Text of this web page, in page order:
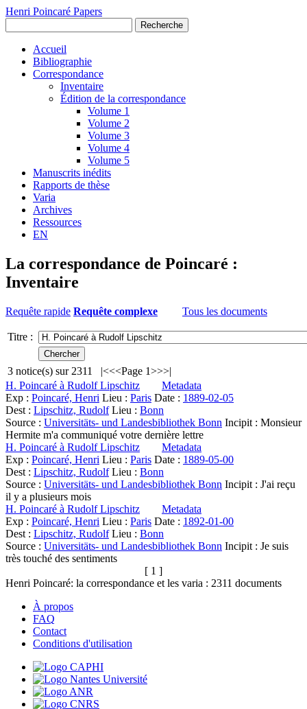
Henri Poincaré Papers
Recherche
Accueil
Bibliographie
Correspondance
Inventaire
Édition de la correspondance
Volume 1
Volume 2
Volume 3
Volume 4
Volume 5
Manuscrits inédits
Rapports de thèse
Varia
Archives
Ressources
EN
La correspondance de Poincaré :
Inventaire
Requête rapide Requête complexe Tous les documents
Titre :
3 notice(s) sur 2311 |<<<Page 1>>>|
H. Poincaré à Rudolf Lipschitz
Metadata
Exp : Poincaré, Henri Lieu : Paris Date : 1889-02-05
Dest : Lipschitz, RudolfLieu : Bonn
Source : Universitäts- und Landesbibliothek Bonn Incipit : Monsieur
Hermite m'a communiqué votre dernière lettre
H. Poincaré à Rudolf Lipschitz
Metadata
Exp : Poincaré, Henri Lieu : Paris Date : 1889-05-00
Dest : Lipschitz, RudolfLieu : Bonn
Source : Universitäts- und Landesbibliothek Bonn Incipit : J'ai reçu
il y a plusieurs mois
H. Poincaré à Rudolf Lipschitz
Metadata
Exp : Poincaré, Henri Lieu : Paris Date : 1892-01-00
Dest : Lipschitz, RudolfLieu : Bonn
Source : Universitäts- und Landesbibliothek Bonn Incipit : Je suis
très touché des sentiments
[ 1 ]
Henri Poincaré: la correspondance et les varia : 2311 documents
À propos
FAQ
Contact
Conditions d'utilisation